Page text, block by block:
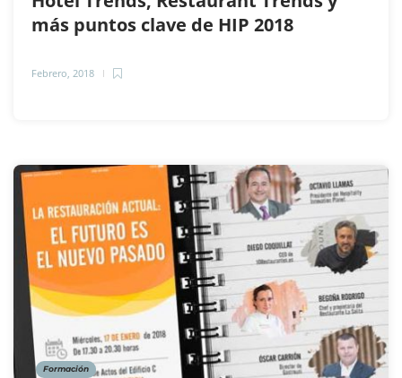
más puntos clave de HIP 2018
Febrero, 2018
Formación